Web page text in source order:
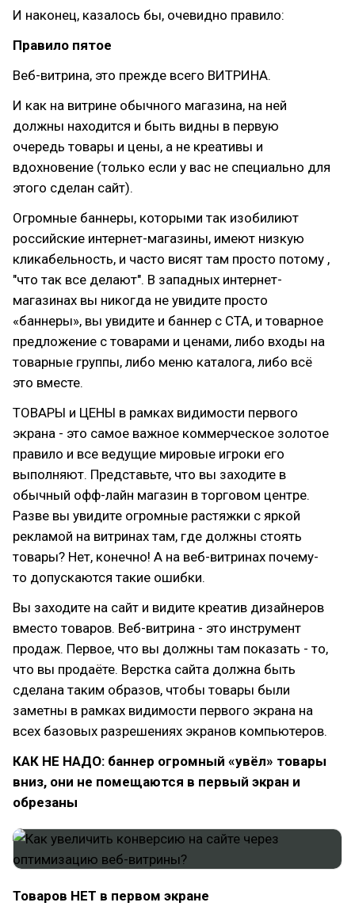
И наконец, казалось бы, очевидно правило:
Правило пятое
Веб-витрина, это прежде всего ВИТРИНА.
И как на витрине обычного магазина, на ней
должны находится и быть видны в первую
очередь товары и цены, а не креативы и
вдохновение (только если у вас не специально для
этого сделан сайт).
Огромные баннеры, которыми так изобилиют
российские интернет-магазины, имеют низкую
кликабельность, и часто висят там просто потому ,
"что так все делают". В западных интернет-
магазинах вы никогда не увидите просто
«баннеры», вы увидите и баннер с CTA, и товарное
предложение с товарами и ценами, либо входы на
товарные группы, либо меню каталога, либо всё
это вместе.
ТОВАРЫ и ЦЕНЫ в рамках видимости первого
экрана - это самое важное коммерческое золотое
правило и все ведущие мировые игроки его
выполняют. Представьте, что вы заходите в
обычный офф-лайн магазин в торговом центре.
Разве вы увидите огромные растяжки с яркой
рекламой на витринах там, где должны стоять
товары? Нет, конечно! А на веб-витринах почему-
то допускаются такие ошибки.
Вы заходите на сайт и видите креатив дизайнеров
вместо товаров. Веб-витрина - это инструмент
продаж. Первое, что вы должны там показать - то,
что вы продаёте. Верстка сайта должна быть
сделана таким образов, чтобы товары были
заметны в рамках видимости первого экрана на
всех базовых разрешениях экранов компьютеров.
КАК НЕ НАДО: баннер огромный «увёл» товары
вниз, они не помещаются в первый экран и
обрезаны
Товаров НЕТ в первом экране